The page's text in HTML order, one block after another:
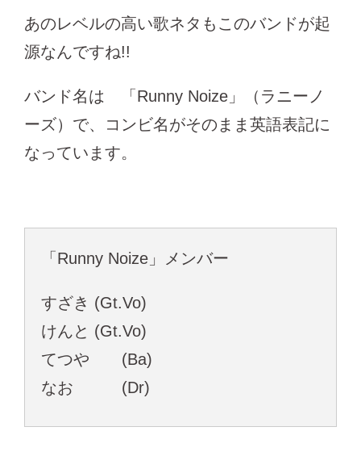
あのレベルの高い歌ネタもこのバンドが起
源なんですね!!
バンド名は 「Runny Noize」（ラニーノ
ーズ）で、コンビ名がそのまま英語表記に
なっています。
「Runny Noize」メンバー
すざき (Gt.Vo)
けんと (Gt.Vo)
てつや (Ba)
なお (Dr)